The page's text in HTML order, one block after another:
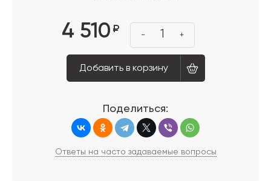
4 510 ₽
- 1 +
Добавить в корзину
Поделиться:
Ответы на часто задаваемые вопросы